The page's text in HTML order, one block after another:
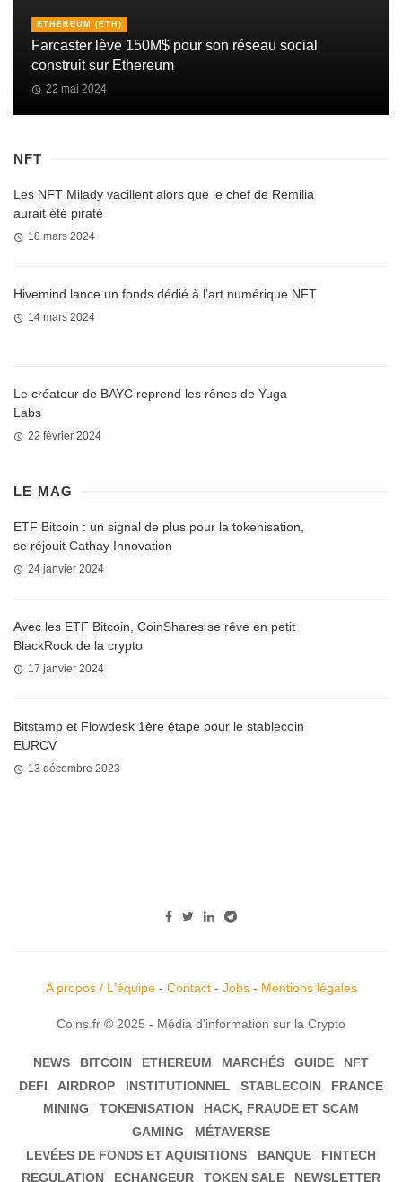
ETHEREUM (ETH)
Farcaster lève 150M$ pour son réseau social
construit sur Ethereum
22 mai 2024
NFT
Les NFT Milady vacillent alors que le chef de Remilia
aurait été piraté
18 mars 2024
Hivemind lance un fonds dédié à l’art numérique NFT
14 mars 2024
Le créateur de BAYC reprend les rênes de Yuga
Labs
22 février 2024
LE MAG
ETF Bitcoin : un signal de plus pour la tokenisation,
se réjouit Cathay Innovation
24 janvier 2024
Avec les ETF Bitcoin, CoinShares se rêve en petit
BlackRock de la crypto
17 janvier 2024
Bitstamp et Flowdesk 1ère étape pour le stablecoin
EURCV
13 décembre 2023
A propos / L'équipe- Contact- Jobs- Mentions légales
Coins.fr © 2025 - Média d'information sur la Crypto
NEWS BITCOIN ETHEREUM MARCHÉS GUIDE
NFT
DEFI
AIRDROP INSTITUTIONNEL STABLECOIN
FRANCE
MINING
TOKENISATION
HACK, FRAUDE ET SCAM
GAMING
MÉTAVERSE
LEVÉES DE FONDS ET AQUISITIONS
BANQUE
FINTECH
REGULATION
ECHANGEUR TOKEN SALE NEWSLETTER